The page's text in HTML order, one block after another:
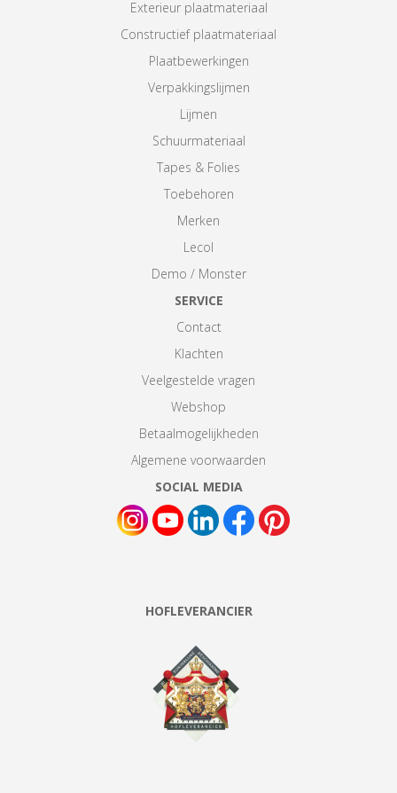
Exterieur plaatmateriaal
Constructief plaatmateriaal
Plaatbewerkingen
Verpakkingslijmen
Lijmen
Schuurmateriaal
Tapes & Folies
Toebehoren
Merken
Lecol
Demo / Monster
SERVICE
Contact
Klachten
Veelgestelde vragen
Webshop
Betaalmogelijkheden
Algemene voorwaarden
SOCIAL MEDIA
HOFLEVERANCIER